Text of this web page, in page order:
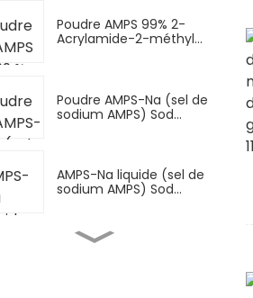
Poudre AMPS 99% 2-
Acrylamide-2-méthyl...
Poudre AMPS-Na (sel de
sodium AMPS) Sod...
AMPS-Na liquide (sel de
sodium AMPS) Sod...